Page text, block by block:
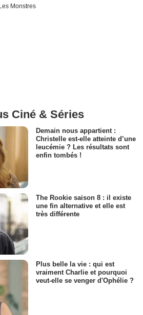
Monstres
Ciné & Séries
Demain nous appartient :
Christelle est-elle atteinte d’une
leucémie ? Les résultats sont
enfin tombés !
The Rookie saison 8 : il existe
une fin alternative et elle est
très différente
Plus belle la vie : qui est
vraiment Charlie et pourquoi
veut-elle se venger d'Ophélie ?